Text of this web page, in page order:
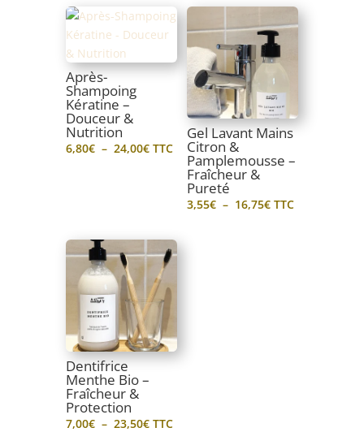
Après-
Shampoing
Kératine –
Douceur &
Nutrition
6,80€ – 24,00€Plage
24,00€
TTC
Gel Lavant Mains
Citron &
Pamplemousse –
Fraîcheur &
Pureté
3,55€ – 16,75€Plage
TTC
Dentifrice
Menthe Bio –
Fraîcheur &
Protection
7,00€ – 23,50€Plage
TTC